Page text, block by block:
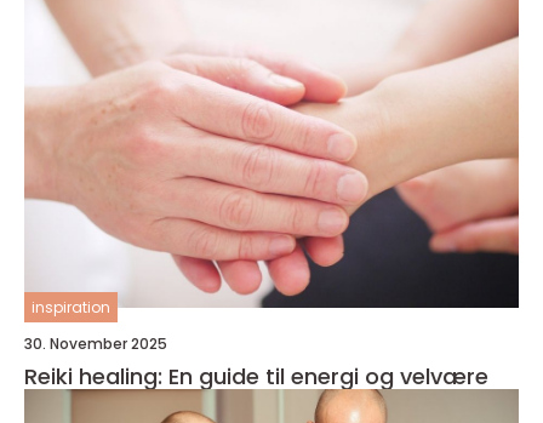
inspiration
30. November 2025
Reiki healing: En guide til energi og velvære